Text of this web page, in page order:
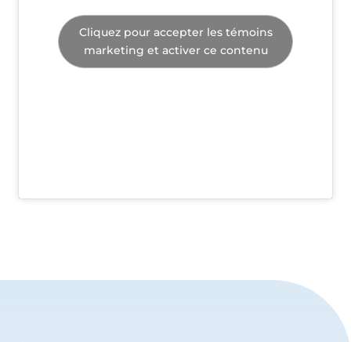
Cliquez pour accepter les témoins
marketing et activer ce contenu